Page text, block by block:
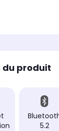
produit
5.2